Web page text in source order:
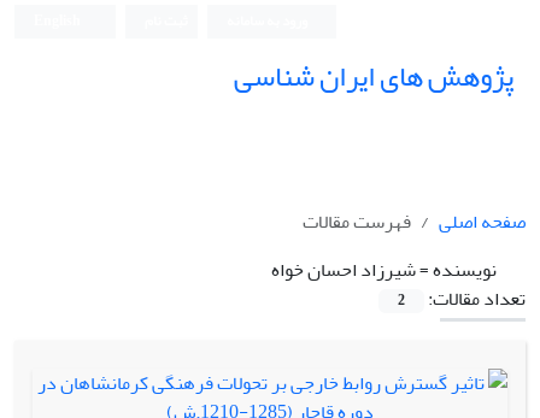
پژوهش های ایران شناسی
صفحه اصلی
فهرست مقالات
نویسنده =شیرزاد احسان خواه
تعداد مقالات:
2